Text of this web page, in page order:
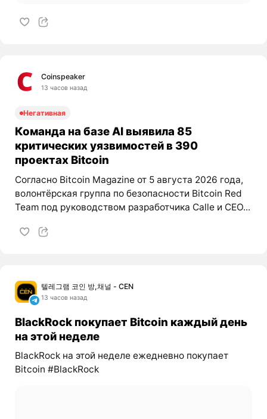
Coinspeaker
13 часов назад
Негативная
Команда на базе AI выявила 85
критических уязвимостей в 390
проектах Bitcoin
Согласно Bitcoin Magazine от 5 августа 2026 года,
волонтёрская группа по безопасности Bitcoin Red
Team под руководством разработчика Calle и CEO...
텔레그램 코인 방,채널 - CEN
13 часов назад
BlackRock покупает Bitcoin каждый день
на этой неделе
BlackRock на этой неделе ежедневно покупает
Bitcoin #BlackRock